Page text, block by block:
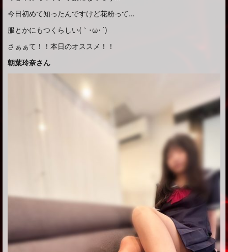
今日初めて知ったんですけど花粉って…
服とかにもつくらしい(｀･ω･´)
さぁぁて！！本日のオススメ！！
朝葉玲奈さん